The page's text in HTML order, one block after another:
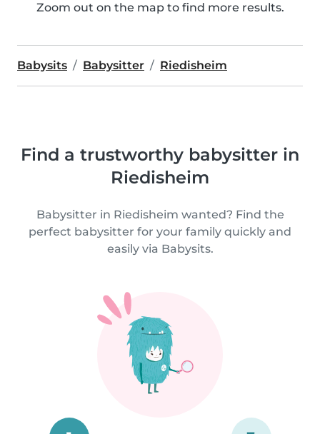
Zoom out on the map to find more results.
Babysits Babysitter Riedisheim
Find a trustworthy babysitter in
Riedisheim
Babysitter in Riedisheim wanted? Find the
perfect babysitter for your family quickly and
easily via Babysits.